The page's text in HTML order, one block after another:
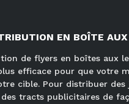
EN BOÎTE
de flyers en boîtes aux
efficace pour que votre
cible. Pour distribuer des
tracts publicitaires de